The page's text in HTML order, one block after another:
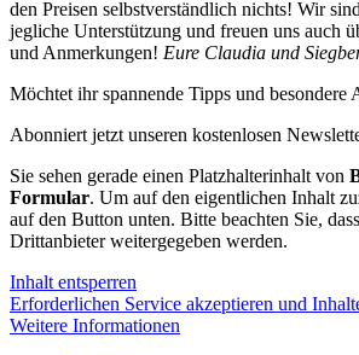
den Preisen selbstverständlich nichts! Wir
jegliche Unterstützung und freuen uns auch
und Anmerkungen! Eure Claudia und
Möchtet ihr spannende Tipps und besondere
Abonniert jetzt unseren kostenlosen
Sie sehen gerade einen Platzhalterinhalt von
Formular. Um auf den eigentlichen Inhalt
auf den Button unten. Bitte beachten Sie,
Drittanbieter weitergegeben werden.
Inhalt entsperren
Erforderlichen Service akzeptieren und
Weitere Informationen